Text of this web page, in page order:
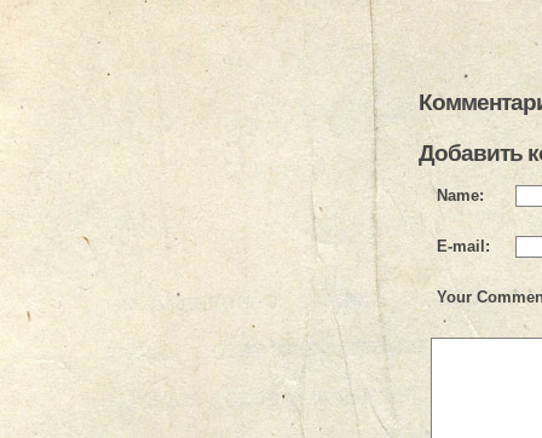
Добавить
Name:
E-mail:
Your